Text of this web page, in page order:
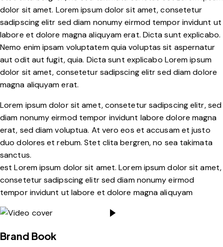
dolor sit amet. Lorem ipsum dolor sit amet, consetetur
sadipscing elitr sed diam nonumy eirmod tempor invidunt ut
labore et dolore magna aliquyam erat. Dicta sunt explicabo.
Nemo enim ipsam voluptatem quia voluptas sit aspernatur
aut odit aut fugit, quia. Dicta sunt explicabo Lorem ipsum
dolor sit amet, consetetur sadipscing elitr sed diam dolore
magna aliquyam erat.
Lorem ipsum dolor sit amet, consetetur sadipscing elitr, sed
diam nonumy eirmod tempor invidunt labore dolore magna
erat, sed diam voluptua. At vero eos et accusam et justo
duo dolores et rebum. Stet clita bergren, no sea takimata
sanctus.
est Lorem ipsum dolor sit amet. Lorem ipsum dolor sit amet,
consetetur sadipscing elitr sed diam nonumy eirmod
tempor invidunt ut labore et dolore magna aliquyam
Brand Book